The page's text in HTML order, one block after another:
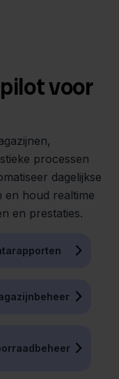
voor
processen
dagelijkse
houd realtime
en prestaties.